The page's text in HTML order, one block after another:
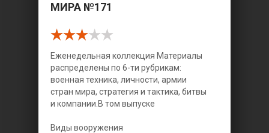
МИРА №171
Еженедельная коллекция Материалы
распределены по 6-ти рубрикам:
военная техника, личности, армии
стран мира, стратегия и тактика, битвы
и компании. В том выпуске
Виды вооружения